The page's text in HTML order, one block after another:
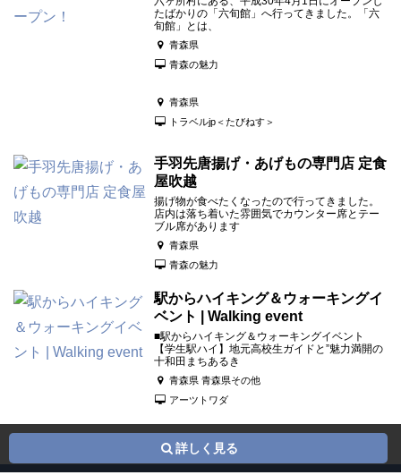
詳しく見る
たばかりの「六旬館」へ行ってきました。「六
旬館」とは、
青森県
青森の魅力
青森県
トラベルjp＜たびねす＞
手羽先唐揚げ・あげもの専門店 定食
屋吹越
揚げ物が食べたくなったので行ってきました。
店内は落ち着いた雰囲気でカウンター席とテー
ブル席があります
青森県
青森の魅力
駅からハイキング＆ウォーキングイ
ベント | Walking event
■駅からハイキング＆ウォーキングイベント
【学生駅ハイ】地元高校生ガイドと”魅力満開の
十和田まちあるき
青森県 青森県その他
アーツトワダ